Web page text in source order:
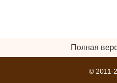
Полная
© 2011-